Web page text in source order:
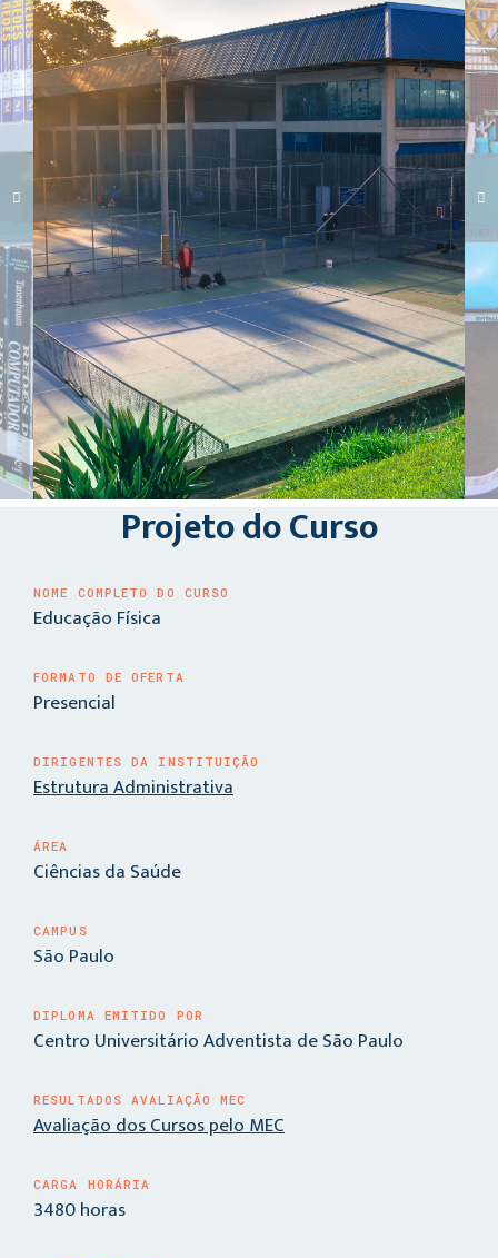
Carregando galeria...
Projeto do Curso
NOME COMPLETO DO CURSO
Educação Física
FORMATO DE OFERTA
Presencial
DIRIGENTES DA INSTITUIÇÃO
Estrutura Administrativa
ÁREA
Ciências da Saúde
CAMPUS
São Paulo
DIPLOMA EMITIDO POR
Centro Universitário Adventista de São Paulo
RESULTADOS AVALIAÇÃO MEC
Avaliação dos Cursos pelo MEC
CARGA HORÁRIA
3480 horas